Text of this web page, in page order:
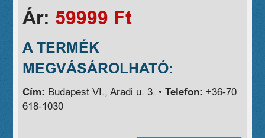
Ár: 59999 Ft
A TERMÉK
MEGVÁSÁROLHATÓ:
Cím: Budapest VI., Aradi u. 3. •Telefon: +36-70
618-1030